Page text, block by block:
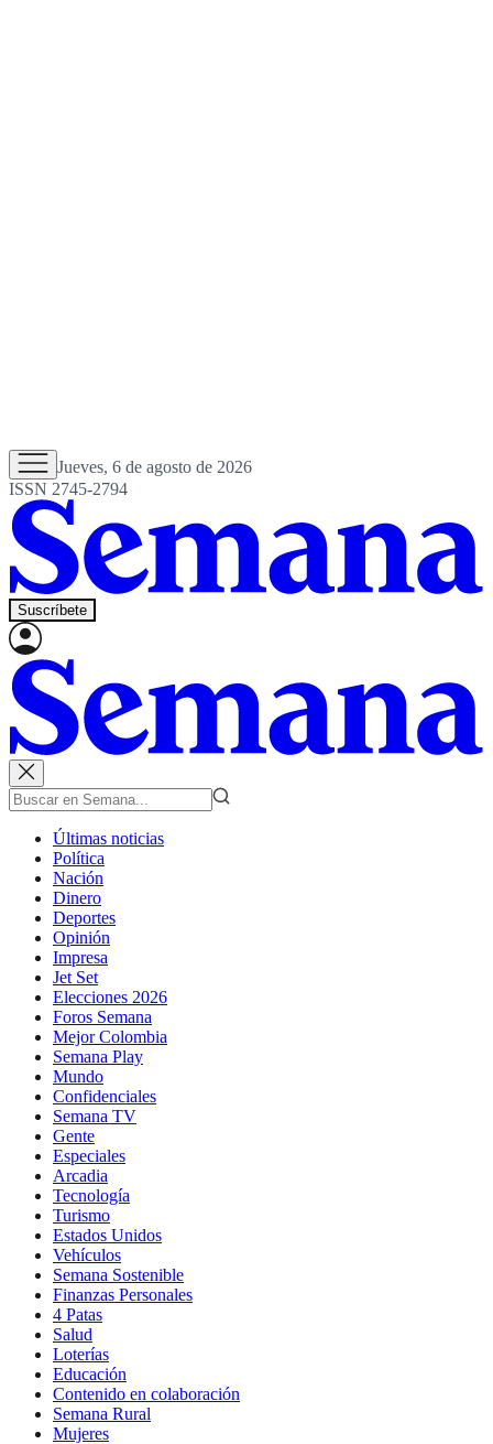
Jueves, 6 de agosto de 2026
ISSN 2745-2794
Suscríbete
Últimas noticias
Política
Nación
Dinero
Deportes
Opinión
Impresa
Jet Set
Elecciones 2026
Foros Semana
Mejor Colombia
Semana Play
Mundo
Confidenciales
Semana TV
Gente
Especiales
Arcadia
Tecnología
Turismo
Estados Unidos
Vehículos
Semana Sostenible
Finanzas Personales
4 Patas
Salud
Loterías
Educación
Contenido en colaboración
Semana Rural
Mujeres